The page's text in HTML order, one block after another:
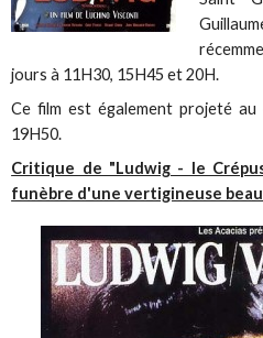
jours à 11H30, 15H45 et 20H.
Ce film est également projeté
19H50.
Critique de "Ludwig - le
funèbre d'une vertigineuse